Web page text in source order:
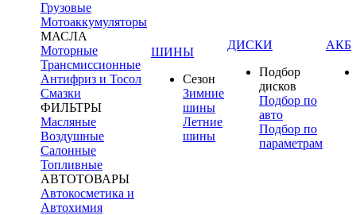
Грузовые
Мотоаккумуляторы
МАСЛА
Моторные
Трансмиссионные
Антифриз и Тосол
Смазки
ФИЛЬТРЫ
Масляные
Воздушные
Салонные
Топливные
АВТОТОВАРЫ
Автокосметика и
Автохимия
ШИНЫ
Сезон
Зимние
шины
Летние
шины
ДИСКИ
Подбор
дисков
Подбор по
авто
Подбор по
параметрам
АКБ